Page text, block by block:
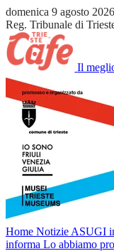
domenica 9 agosto 2026
Reg. Tribunale di
Il
Home Notizie ASUGI
informa Lo abbiamo